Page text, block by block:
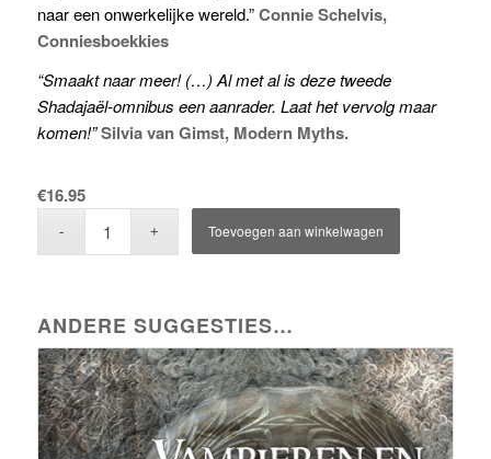
naar een onwerkelijkewereld.”Connie Schelvis,
Conniesboekkies
“Smaakt naar meer! (…) Al met al is deze tweede
Shadajaël-omnibus een aanrader. Laat het vervolg maar
komen!” Silvia van Gimst, Modern Myths.
€16.95
Toevoegen aan winkelwagen
ANDERE SUGGESTIES…